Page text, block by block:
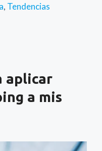
, Tendencias
aplicar
a mis